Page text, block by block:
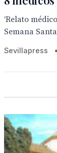
‘Relato
Semana
Sevillapress •